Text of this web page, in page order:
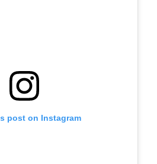
post on Instagram